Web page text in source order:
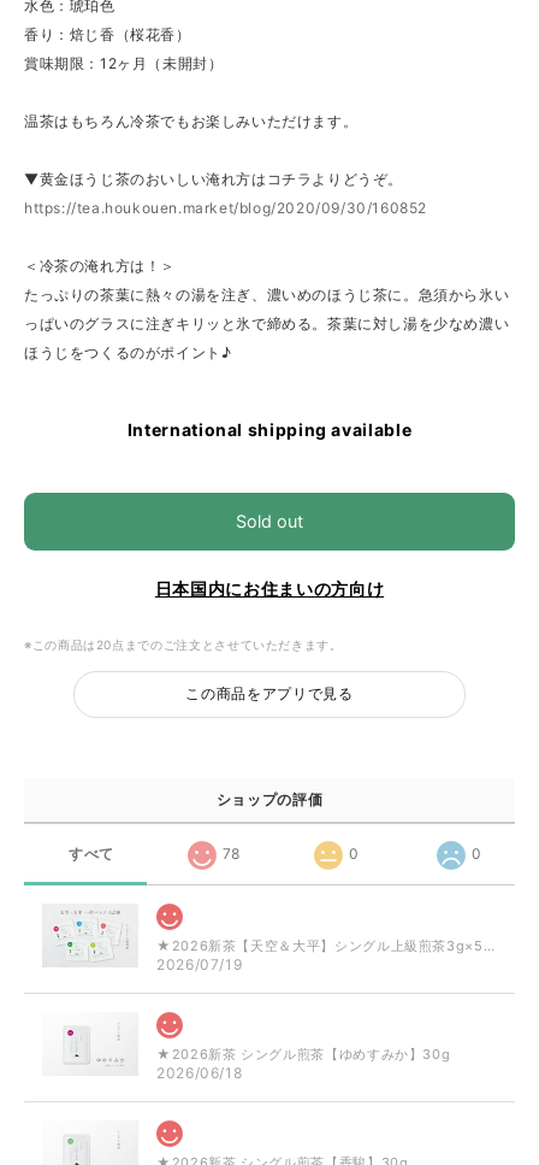
水色：琥珀色
香り：焙じ香（桜花香）
賞味期限：12ヶ月（未開封）
温茶はもちろん冷茶でもお楽しみいただけます。
▼黄金ほうじ茶のおいしい淹れ方はコチラよりどうぞ。
https://tea.houkouen.market/blog/2020/09/30/160852
＜冷茶の淹れ方は！＞
たっぷりの茶葉に熱々の湯を注ぎ、濃いめのほうじ茶に。急須から氷い
っぱいのグラスに注ぎキリッと氷で締める。茶葉に対し湯を少なめ濃い
ほうじをつくるのがポイント♪
International shipping available
Sold out
日本国内にお住まいの方向け
※この商品は20点までのご注文とさせていただきます。
この商品をアプリで見る
ショップの評価
すべて 78 0 0
★2026新茶【天空＆大平】シングル上級煎茶3g×5品種
2026/07/19
★2026新茶 シングル煎茶【ゆめすみか】30g
2026/06/18